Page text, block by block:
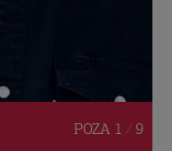
POZA 1 / 9